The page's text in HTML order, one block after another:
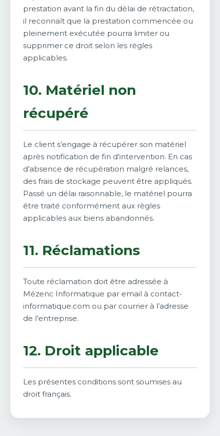
prestation avant la fin du délai de rétractation,
il reconnaît que la prestation commencée ou
pleinement exécutée pourra limiter ou
supprimer ce droit selon les règles
applicables.
10. Matériel non
récupéré
Le client s’engage à récupérer son matériel
après notification de fin d’intervention. En cas
d’absence de récupération malgré relances,
des frais de stockage peuvent être appliqués.
Passé un délai raisonnable, le matériel pourra
être traité conformément aux règles
applicables aux biens abandonnés.
11. Réclamations
Toute réclamation doit être adressée à
Mézenc Informatique par email à contact-
informatique.com ou par courrier à l’adresse
de l’entreprise.
12. Droit applicable
Les présentes conditions sont soumises au
droit français.